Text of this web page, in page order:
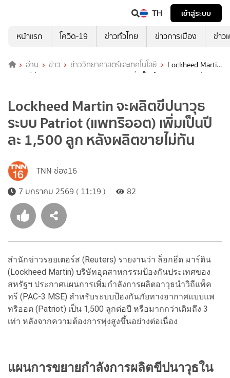
TH
เข้าสู่ระบบ
หน้าแรก
โควิด-19 ข่าวทั่วไทย ข่าวการเมือง ข่าว
อ่าน ข่าว ข่าววิทยาศาสตร์และเทคโนโลยี
Lockheed Martin
จะผลิตขีปนาวุธระบบ Patriot (แพทริออต) เพิ่มเป็นปีละ 1,500 ลูก หลังผลิต
Lockheed Martin จะผลิตขีปนาวุธ
ระบบ Patriot (แพทริออต) เพิ่มเป็นปี
ละ 1,500 ลูก หลังผลิตขายไม่ทัน
TNN ช่อง16
7 มกราคม 2569 ( 11:19 )
82
สำนักข่าวรอยเตอร์ส (Reuters) รายงานว่า ล็อกฮีด มาร์ติน
(Lockheed Martin) บริษัทอุตสาหกรรมป้องกันประเทศของ
สหรัฐฯ ประกาศแผนการเพิ่มกำลังการผลิตอาวุธนำวิถีแพ็ค
ทรี (PAC-3 MSE) สำหรับระบบป้องกันภัยทางอากาศแบบแพ
ทริออต (Patriot) เป็น 1,500 ลูกต่อปี หรือมากกว่าเดิมถึง 3
เท่า หลังจากความต้องการพุ่งสูงขึ้นอย่างต่อเนื่อง
แผนการขยายกำลังการผลิตขีปนาวุธใน